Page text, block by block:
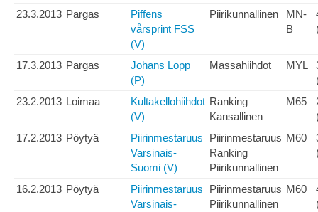
23.3.2013 Pargas
Piffens
vårsprint FSS
(V)
Piirikunnallinen
MN-
B
17.3.2013 Pargas
Johans Lopp
(P)
Massahiihdot MYL
23.2.2013 Loimaa
Kultakellohiihdot
(V)
Ranking
Kansallinen
M65
17.2.2013 Pöytyä
Piirinmestaruus
Varsinais-
Suomi (V)
Piirinmestaruus
Ranking
Piirikunnallinen
M60
16.2.2013 Pöytyä
Piirinmestaruus
Varsinais-
Piirinmestaruus
Piirikunnallinen
M60